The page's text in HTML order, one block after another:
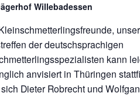
Willebadessen
der deutschsprachigen
kann
anvisiert in Thüringen
Dieter Robrecht und